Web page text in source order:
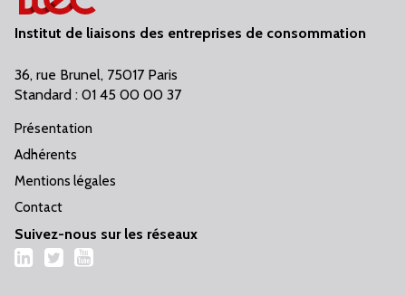
Institut de liaisons des entreprises de consommation
36, rue Brunel, 75017 Paris
Standard : 01 45 00 00 37
Présentation
Adhérents
Mentions légales
Contact
Suivez-nous sur les réseaux
LinkedIn
TwitterYouTube